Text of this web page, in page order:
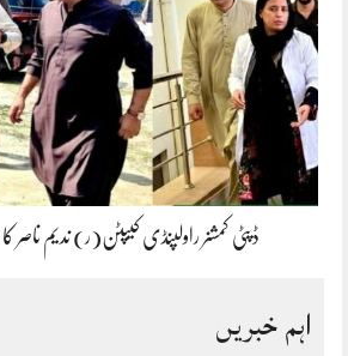
ڈپٹی کمشنر راولپنڈی کیپٹن(ر) ندیم ناصر
اہم خبریں